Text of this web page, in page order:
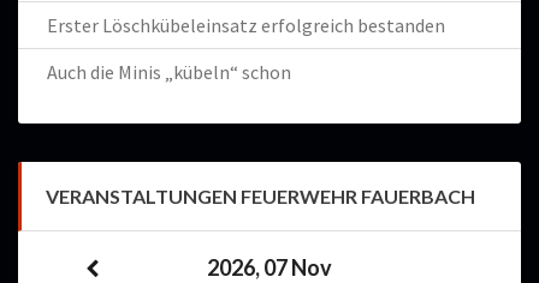
Erster Löschkübeleinsatz erfolgreich bestanden
Auch die Minis „kübeln“ schon
VERANSTALTUNGEN FEUERWEHR FAUERBACH
2026, 07 Nov